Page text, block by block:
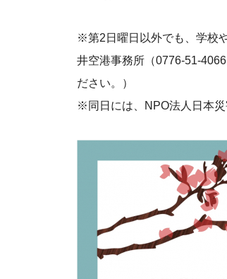
※第2日曜日以外でも、学校
井空港事務所（0776-51-
ださい。）
※同日には、NPO法人日本災